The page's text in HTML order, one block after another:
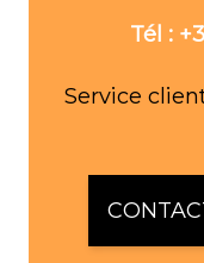
Tél :
Service